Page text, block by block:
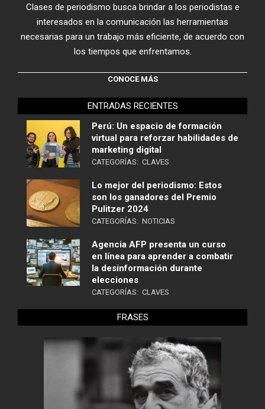
Clases de periodismo busca brindar a los periodistas e
interesados en la comunicación las herramientas
necesarias para un trabajo más eficiente, de acuerdo con
los tiempos que enfrentamos.
CONOCE MÁS
ENTRADAS RECIENTES
Perú: Un espacio de formación
virtual para reforzar habilidades de
marketing digital
CATEGORÍAS: CLAVES
Lo mejor del periodismo: Estos
son los ganadores del Premio
Pulitzer 2024
CATEGORÍAS: NOTICIAS
Agencia AFP presenta un curso
en línea para aprender a combatir
la desinformación durante
elecciones
CATEGORÍAS: CLAVES
FRASES